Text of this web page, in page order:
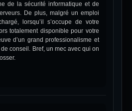
de la sécurité informatique et de
De plus, malgré un emploi
lorsqu’il s’occupe de votre
totalement disponible pour votre
d’un grand professionalisme et
conseil. Bref, un mec avec qui on